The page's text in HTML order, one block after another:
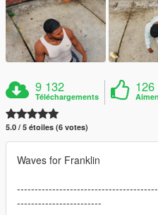
9 132
Téléchargements
126
5.0 / 5 étoiles (6 votes)
Waves for Franklin
------------------------